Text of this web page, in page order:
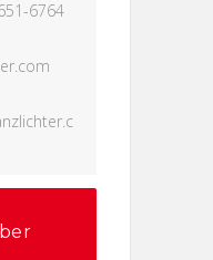
6764